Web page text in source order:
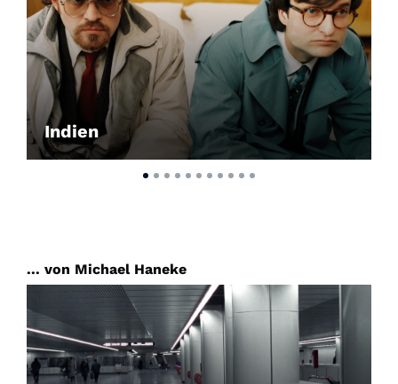
Indien
... von Michael Haneke